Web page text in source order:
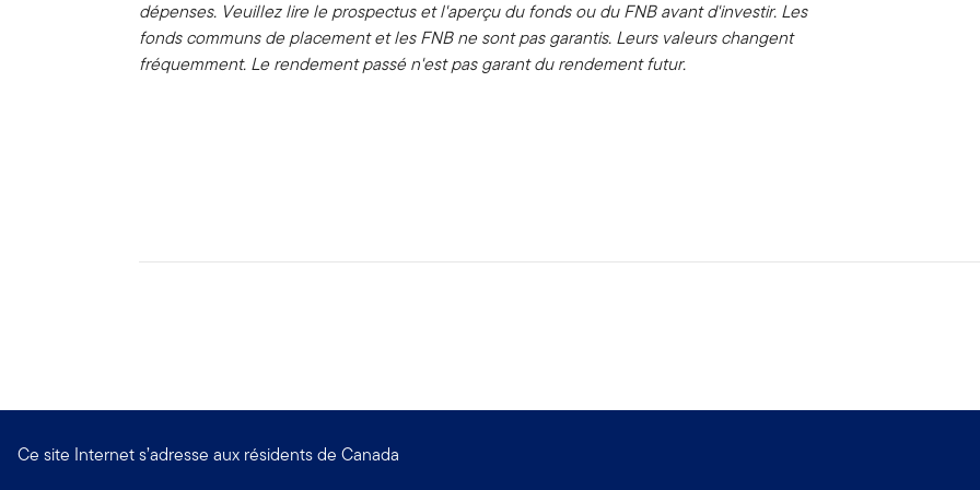
dépenses. Veuillez lire le prospectus et l'aperçu du fonds ou du FNB avant d'investir. Les
fonds communs de placement et les FNB ne sont pas garantis. Leurs valeurs changent
fréquemment. Le rendement passé n'est pas garant du rendement futur.
Ce site Internet s’adresse aux résidents de Canada